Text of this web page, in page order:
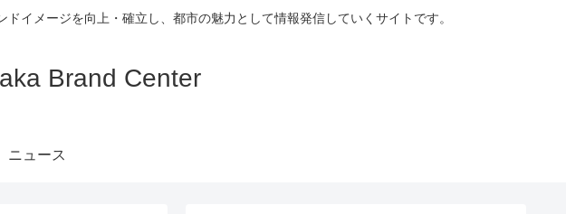
イメージを向上・確立し、都市の魅力として情報発信していくサイトです。
Brand Center
ニュース